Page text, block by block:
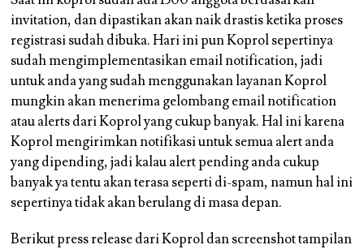
invitation, dan dipastikan akan naik drastis ketika proses
registrasi sudah dibuka. Hari ini pun Koprol sepertinya
sudah mengimplementasikan email notification, jadi
untuk anda yang sudah menggunakan layanan Koprol
mungkin akan menerima gelombang email notification
atau alerts dari Koprol yang cukup banyak. Hal ini karena
Koprol mengirimkan notifikasi untuk semua alert anda
yang dipending, jadi kalau alert pending anda cukup
banyak ya tentu akan terasa seperti di-spam, namun hal ini
sepertinya tidak akan berulang di masa depan.
Berikut press release dari Koprol dan screenshot tampilan